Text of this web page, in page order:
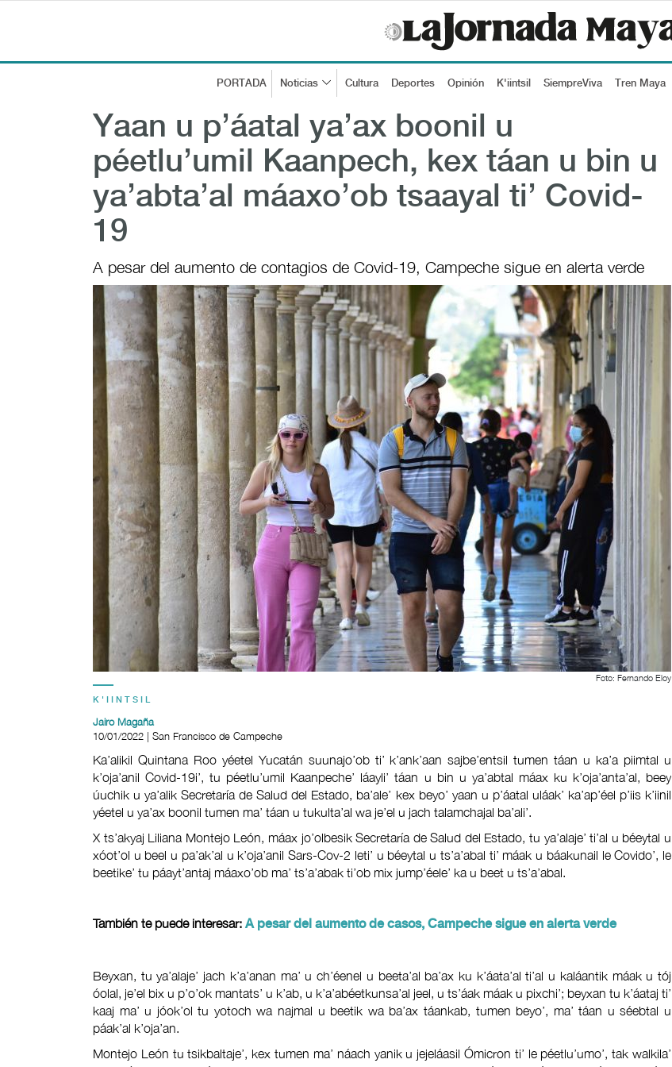
PORTADA Noticias Cultura Deportes Opinión K'iintsil SiempreViva Tren Maya
Yaan u p’áatal ya’ax boonil u
péetlu’umil Kaanpech, kex táan u bin u
ya’abta’al máaxo’ob tsaayal ti’ Covid-
19
A pesar del aumento de contagios de Covid-19, Campeche sigue en alerta verde
Foto: Fernando Eloy
K'IINTSIL
Jairo Magaña
10/01/2022 | San Francisco de Campeche
Ka’alikil Quintana Roo yéetel Yucatán suunajo’ob ti’ k’ank’aan sajbe’entsil tumen táan u ka’a piimtal u
k’oja’anil Covid-19i’, tu péetlu’umil Kaanpeche’ láayli’ táan u bin u ya’abtal máax ku k’oja’anta’al, beey
úuchik u ya’alik Secretaría de Salud del Estado, ba’ale’ kex beyo’ yaan u p’áatal uláak’ ka’ap’éel p’iis k’iinil
yéetel u ya’ax boonil tumen ma’ táan u tukulta’al wa je’el u jach talamchajal ba’ali’.
X ts’akyaj Liliana Montejo León, máax jo’olbesik Secretaría de Salud del Estado, tu ya’alaje’ ti’al u béeytal u
xóot’ol u beel u pa’ak’al u k’oja’anil Sars-Cov-2 leti’ u béeytal u ts’a’abal ti’ máak u báakunail le Covido’, le
beetike’ tu páayt’antaj máaxo’ob ma’ ts’a’abak ti’ob mix jump’éele’ ka u beet u ts’a’abal.
También te puede interesar: A pesar del aumento de casos, Campeche sigue en alerta verde
Beyxan, tu ya’alaje’ jach k’a’anan ma’ u ch’éenel u beeta’al ba’ax ku k’áata’al ti’al u kaláantik máak u tój
óolal, je’el bix u p’o’ok mantats’ u k’ab, u k’a’abéetkunsa’al jeel, u ts’áak máak u pixchi’; beyxan tu k’áataj ti’
kaaj ma’ u jóok’ol tu yotoch wa najmal u beetik wa ba’ax táankab, tumen beyo’, ma’ táan u séebtal u
páak’al k’oja’an.
Montejo León tu tsikbaltaje’, kex tumen ma’ náach yanik u jejeláasil Ómicron ti’ le péetlu’umo’, tak walkila’